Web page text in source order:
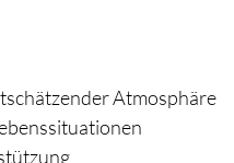
Atmosphäre